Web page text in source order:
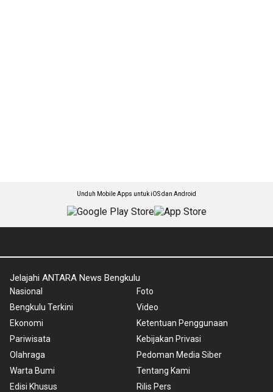
Unduh Mobile Apps untuk iOS dan Android
Jelajahi ANTARA News Bengkulu
Nasional
Bengkulu Terkini
Ekonomi
Pariwisata
Olahraga
Warta Bumi
Edisi Khusus
Foto
Video
Ketentuan Penggunaan
Kebijakan Privasi
Pedoman Media Siber
Tentang Kami
Rilis Pers